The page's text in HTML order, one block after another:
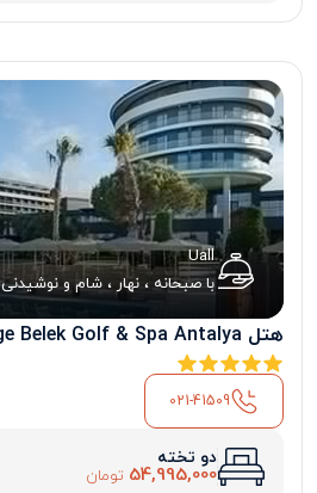
Uall
با صبحانه ، نهار ، شام و نوشیدنی
هتل voyage Belek Golf & Spa Antalya
021-41509
دو تخته
54,995,000 تومان